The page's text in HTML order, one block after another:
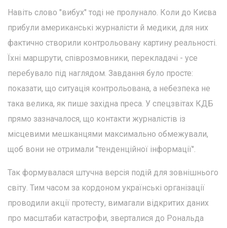
Навіть слово "вибух" тоді не пролунало. Коли до Києва
прибули американські журналісти й медики, для них
фактично створили контрольовану картину реальності.
Їхні маршрути, співрозмовники, перекладачі - усе
перебувало під наглядом. Завдання було просте:
показати, що ситуація контрольована, а небезпека не
така велика, як пише західна преса. У спецзвітах КДБ
прямо зазначалося, що контакти журналістів із
місцевими мешканцями максимально обмежували,
щоб вони не отримали "тенденційної інформації".
Так формувалася штучна версія подій для зовнішнього
світу. Тим часом за кордоном українські організації
проводили акції протесту, вимагали відкритих даних
про масштаби катастрофи, зверталися до Рональда